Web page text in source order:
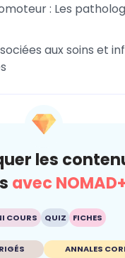
: Les
aux soins et
les
avec NOMAD+
COURS QUIZ FICHES
ANNALES